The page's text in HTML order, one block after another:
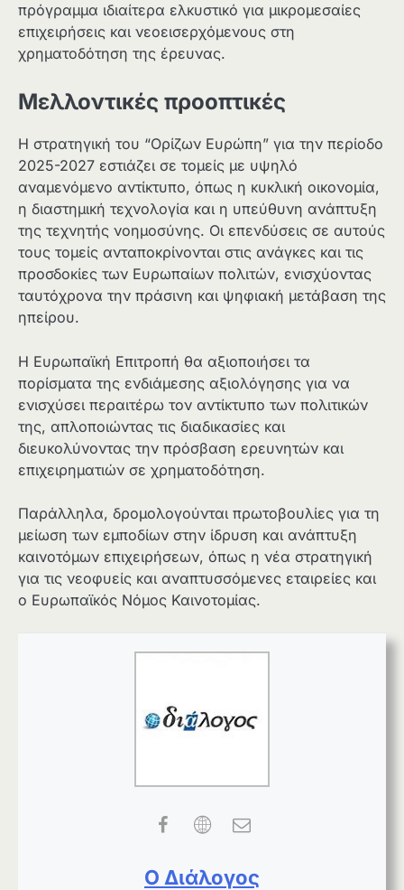
πρόγραμμα ιδιαίτερα ελκυστικό για μικρομεσαίες
επιχειρήσεις και νεοεισερχόμενους στη
χρηματοδότηση της έρευνας.
Μελλοντικές προοπτικές
Η στρατηγική του “Ορίζων Ευρώπη” για την περίοδο
2025-2027 εστιάζει σε τομείς με υψηλό
αναμενόμενο αντίκτυπο, όπως η κυκλική οικονομία,
η διαστημική τεχνολογία και η υπεύθυνη ανάπτυξη
της τεχνητής νοημοσύνης. Οι επενδύσεις σε αυτούς
τους τομείς ανταποκρίνονται στις ανάγκες και τις
προσδοκίες των Ευρωπαίων πολιτών, ενισχύοντας
ταυτόχρονα την πράσινη και ψηφιακή μετάβαση της
ηπείρου.
Η Ευρωπαϊκή Επιτροπή θα αξιοποιήσει τα
πορίσματα της ενδιάμεσης αξιολόγησης για να
ενισχύσει περαιτέρω τον αντίκτυπο των πολιτικών
της, απλοποιώντας τις διαδικασίες και
διευκολύνοντας την πρόσβαση ερευνητών και
επιχειρηματιών σε χρηματοδότηση.
Παράλληλα, δρομολογούνται πρωτοβουλίες για τη
μείωση των εμποδίων στην ίδρυση και ανάπτυξη
καινοτόμων επιχειρήσεων, όπως η νέα στρατηγική
για τις νεοφυείς και αναπτυσσόμενες εταιρείες και
ο Ευρωπαϊκός Νόμος Καινοτομίας.
Ο Διάλογος